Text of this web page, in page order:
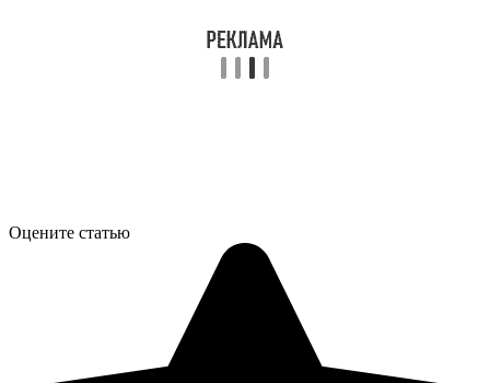
Оцените статью